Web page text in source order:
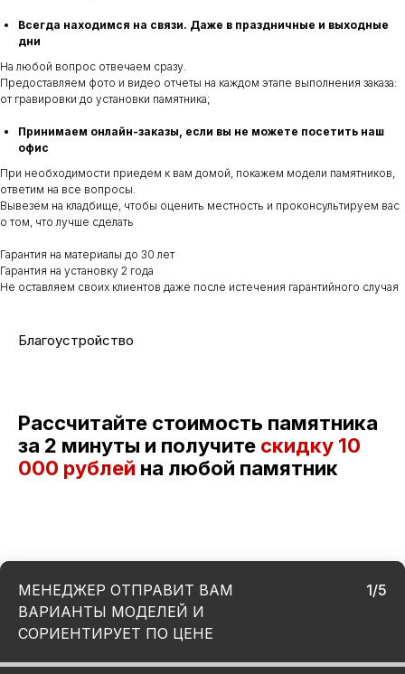
Всегда находимся на связи. Даже в праздничные и выходные
дни
На любой вопрос отвечаем сразу.
Предоставляем фото и видео отчеты на каждом этапе выполнения заказа:
от гравировки до установки памятника;
Принимаем онлайн-заказы, если вы не можете посетить наш
офис
При необходимости приедем к вам домой, покажем модели памятников,
ответим на все вопросы.
Вывезем на кладбище, чтобы оценить местность и проконсультируем вас
о том, что лучше сделать
Гарантия на материалы до 30 лет
Гарантия на установку 2 года
Не оставляем своих клиентов даже после истечения гарантийного случая
Благоустройство
Рассчитайте стоимость памятника
за 2 минуты и получите скидку 10
000 рублей на любой памятник
МЕНЕДЖЕР ОТПРАВИТ ВАМ
ВАРИАНТЫ МОДЕЛЕЙ И
СОРИЕНТИРУЕТ ПО ЦЕНЕ
1/5